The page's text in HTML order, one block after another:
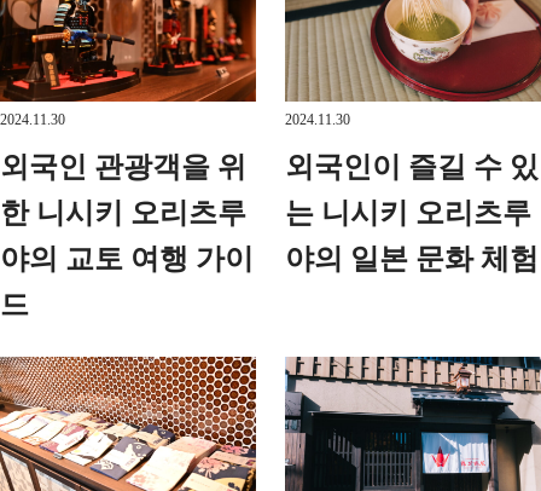
2024.11.30
외국인 관광객을 위
한 니시키 오리츠루
야의 교토 여행 가이
드
2024.11.30
외국인이 즐길 수 있
는 니시키 오리츠루
야의 일본 문화 체험